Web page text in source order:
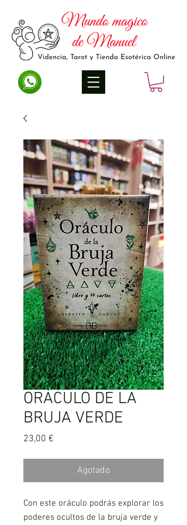
ORÁCULO DE LA
BRUJA VERDE
23,00 €
Agotado
Con este oráculo podrás explorar los
poderes ocultos de la bruja verde y